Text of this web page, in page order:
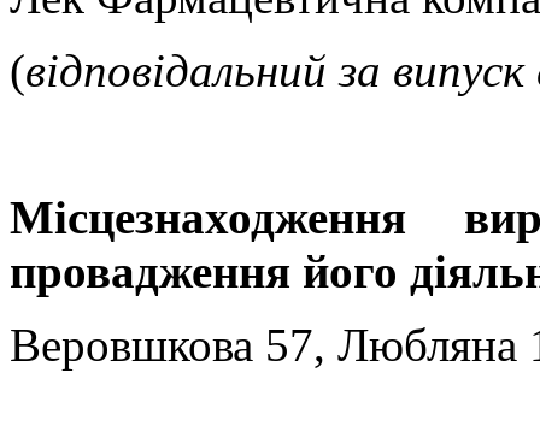
(відповідальний за випуск
Місцезнаходження
провадження його
Веровшкова 57, Любляна